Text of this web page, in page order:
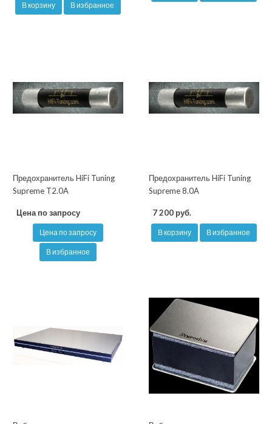
В корзину В избранное
Предохранитель HiFi Tuning
Supreme T2.0A
Цена по запросу
Цена по запросу
В избранное
Предохранитель HiFi Tuning
Supreme 8.0A
7 200 руб.
В корзину В избранное